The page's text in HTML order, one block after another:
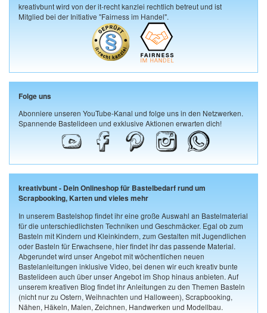
kreativbunt wird von der it-recht kanzlei rechtlich betreut und ist
Mitglied bei der Initiative "Fairness im Handel".
Folge uns
Abonniere unseren YouTube-Kanal und folge uns in den Netzwerken.
Spannende Bastelideen und exklusive Aktionen erwarten dich!
kreativbunt - Dein Onlineshop für Bastelbedarf rund um
Scrapbooking, Karten und vieles mehr
In unserem Bastelshop findet ihr eine große Auswahl an Bastelmaterial
für die unterschiedlichsten Techniken und Geschmäcker. Egal ob zum
Basteln mit Kindern und Kleinkindern, zum Gestalten mit Jugendlichen
oder Basteln für Erwachsene, hier findet ihr das passende Material.
Abgerundet wird unser Angebot mit wöchentlichen neuen
Bastelanleitungen inklusive Video, bei denen wir euch kreativ bunte
Bastelideen auch über unser Angebot im Shop hinaus anbieten. Auf
unserem kreativen Blog findet ihr Anleitungen zu den Themen Basteln
(nicht nur zu Ostern, Weihnachten und Halloween), Scrapbooking,
Nähen, Häkeln, Malen, Zeichnen, Handwerken und Modellbau.